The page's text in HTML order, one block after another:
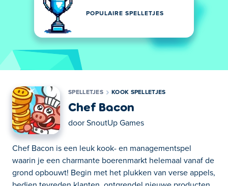
POPULAIRE SPELLETJES
SPELLETJES KOOK SPELLETJES
Chef Bacon
door SnoutUp Games
Chef Bacon is een leuk kook- en managementspel
waarin je een charmante boerenmarkt helemaal vanaf de
grond opbouwt! Begin met het plukken van verse appels,